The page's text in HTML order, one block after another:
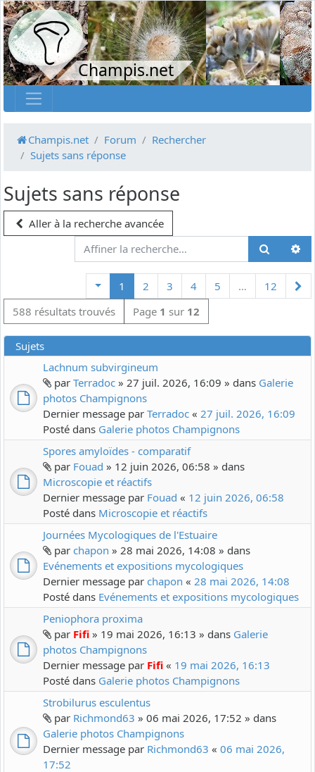
Champis.net
Champis.net Forum
Rechercher
Sujets sans réponse
Sujets sans réponse
Aller à la recherche avancée
1 2 3 4 5 … 12
588 résultats trouvés
Page 1 sur 12
Sujets
Lachnum subvirgineum
par Terradoc » 27 juil. 2026, 16:09 » dans Galerie
photos Champignons
Dernier message par Terradoc « 27 juil. 2026, 16:09
Posté dans Galerie photos Champignons
Spores amyloïdes - comparatif
par Fouad » 12 juin 2026, 06:58 » dans
Microscopie et réactifs
Dernier message par Fouad « 12 juin 2026, 06:58
Posté dans Microscopie et réactifs
Journées Mycologiques de l'Estuaire
par chapon » 28 mai 2026, 14:08 » dans
Evénements et expositions mycologiques
Dernier message par chapon « 28 mai 2026, 14:08
Posté dans Evénements et expositions mycologiques
Peniophora proxima
par Fifi » 19 mai 2026, 16:13 » dans Galerie
photos Champignons
Dernier message par Fifi « 19 mai 2026, 16:13
Posté dans Galerie photos Champignons
Strobilurus esculentus
par Richmond63 » 06 mai 2026, 17:52 » dans
Galerie photos Champignons
Dernier message par Richmond63 « 06 mai 2026,
17:52